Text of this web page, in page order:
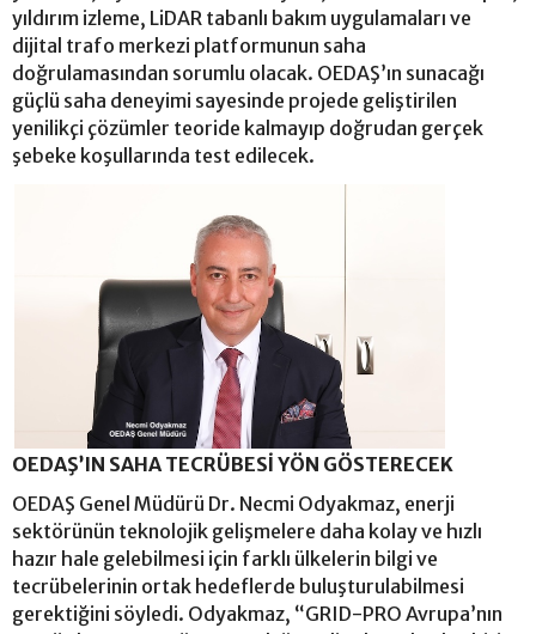
yıldırım izleme, LiDAR tabanlı bakım uygulamaları ve
dijital trafo merkezi platformunun saha
doğrulamasından sorumlu olacak. OEDAŞ’ın sunacağı
güçlü saha deneyimi sayesinde projede geliştirilen
yenilikçi çözümler teoride kalmayıp doğrudan gerçek
şebeke koşullarında test edilecek.
OEDAŞ’IN SAHA TECRÜBESİ YÖN GÖSTERECEK
OEDAŞ Genel Müdürü Dr. Necmi Odyakmaz, enerji
sektörünün teknolojik gelişmelere daha kolay ve hızlı
hazır hale gelebilmesi için farklı ülkelerin bilgi ve
tecrübelerinin ortak hedeflerde buluşturulabilmesi
gerektiğini söyledi. Odyakmaz, “GRID-PRO Avrupa’nın